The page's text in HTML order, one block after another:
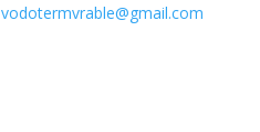
vodotermvrable@gmail.com